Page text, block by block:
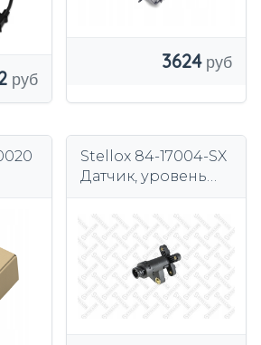
3624
Stellox 84-17004-SX
Датчик, уровень